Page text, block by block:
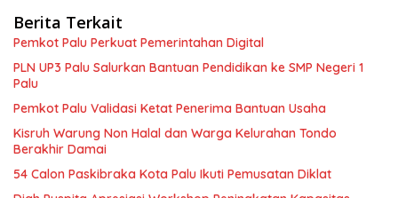
Berita Terkait
Pemkot Palu Perkuat Pemerintahan Digital
PLN UP3 Palu Salurkan Bantuan Pendidikan ke SMP Negeri 1
Palu
Pemkot Palu Validasi Ketat Penerima Bantuan Usaha
Kisruh Warung Non Halal dan Warga Kelurahan Tondo
Berakhir Damai
54 Calon Paskibraka Kota Palu Ikuti Pemusatan Diklat